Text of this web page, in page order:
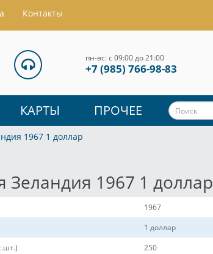
Контакты
пн-вс: с 09:00 до 21:00
+7 (985) 766-98-83
КАРТЫ ПРОЧЕЕ
1967 1 доллар
Зеландия 1967 1 доллар
1967
1 доллар
250